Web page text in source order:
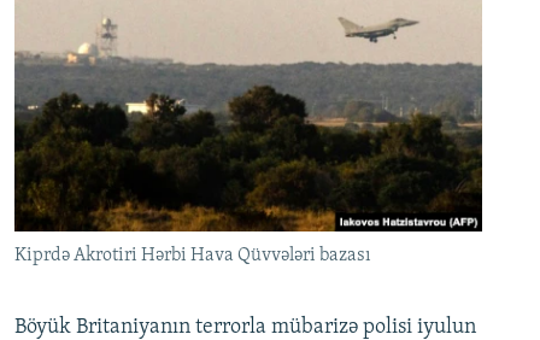
Kiprdə Akrotiri Hərbi Hava Qüvvələri bazası
Böyük Britaniyanın terrorla mübarizə polisi iyulun